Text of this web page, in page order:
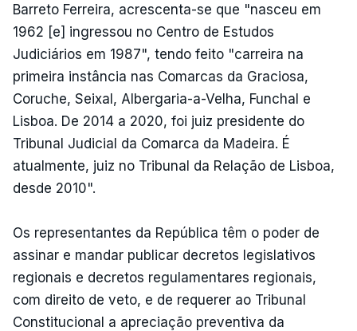
Barreto Ferreira, acrescenta-se que "nasceu em
1962 [e] ingressou no Centro de Estudos
Judiciários em 1987", tendo feito "carreira na
primeira instância nas Comarcas da Graciosa,
Coruche, Seixal, Albergaria-a-Velha, Funchal e
Lisboa. De 2014 a 2020, foi juiz presidente do
Tribunal Judicial da Comarca da Madeira. É
atualmente, juiz no Tribunal da Relação de Lisboa,
desde 2010".
Os representantes da República têm o poder de
assinar e mandar publicar decretos legislativos
regionais e decretos regulamentares regionais,
com direito de veto, e de requerer ao Tribunal
Constitucional a apreciação preventiva da